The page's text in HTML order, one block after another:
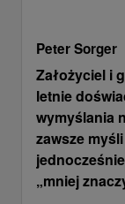
PeterSorger
Założyciel i
letnie
wymyślania
zawsze
„mniej